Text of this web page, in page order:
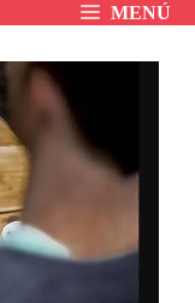
MENÚ